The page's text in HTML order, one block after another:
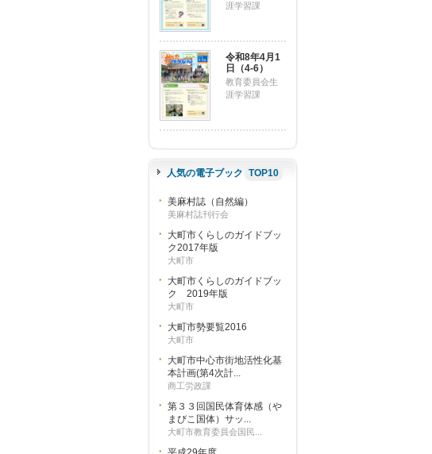
涯学習課
令和8年4月1
日（4-6）
教育委員会生
涯学習課
人気の電子ブック TOP10
美麻村誌（自然編）
美麻村誌刊行会
大町市くらしのガイドブッ
ク2017年版
大町市
大町市くらしのガイドブッ
ク 2019年版
大町市
大町市勢要覧2016
大町市
大町市中心市街地活性化基
本計画(第4次計...
商工労政課
第３３回国民体育体感（や
まびこ国体）サッ...
大町市教育委員会国民...